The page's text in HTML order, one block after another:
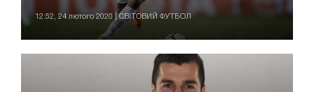
12:52, 24 лютого 2020 | СВІТОВИЙ ФУТБОЛ